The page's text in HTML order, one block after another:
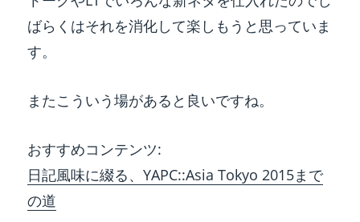
ばらくはそれを消化して楽しもうと思っていま
す。
またこういう場があると良いですね。
おすすめコンテンツ:
日記風味に綴る、YAPC::Asia Tokyo 2015まで
の道